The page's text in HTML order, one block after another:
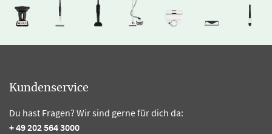
Kundenservice
Du hast Fragen? Wir sind gerne für dich da:
+ 49 202 564 3000